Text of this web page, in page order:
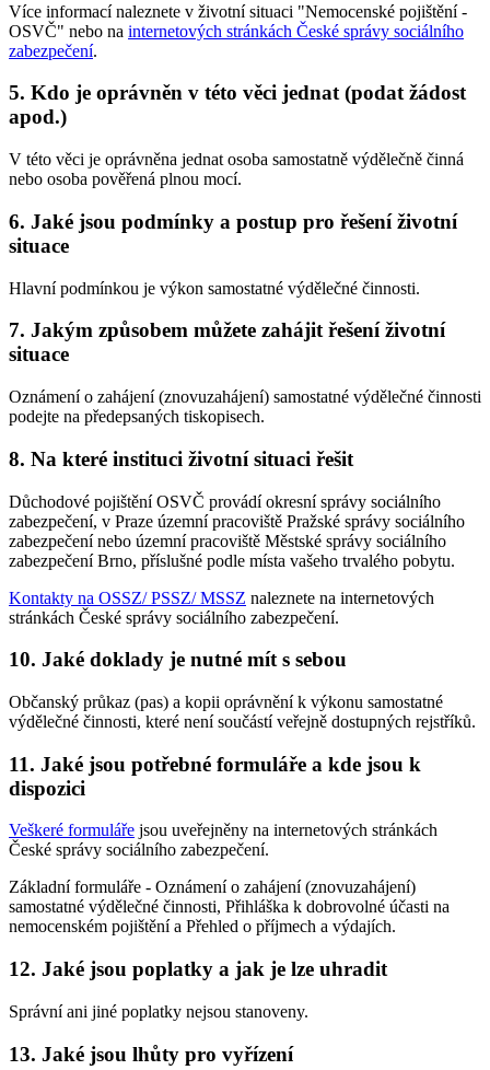
Více informací naleznete v životní situaci "Nemocenské pojištění -
OSVČ" nebo na internetových stránkách České správy sociálního
zabezpečení.
5. Kdo je oprávněn v této věci jednat (podat žádost
apod.)
V této věci je oprávněna jednat osoba samostatně výdělečně činná
nebo osoba pověřená plnou mocí.
6. Jaké jsou podmínky a postup pro řešení životní
situace
Hlavní podmínkou je výkon samostatné výdělečné činnosti.
7. Jakým způsobem můžete zahájit řešení životní
situace
Oznámení o zahájení (znovuzahájení) samostatné výdělečné činnosti
podejte na předepsaných tiskopisech.
8. Na které instituci životní situaci řešit
Důchodové pojištění OSVČ provádí okresní správy sociálního
zabezpečení, v Praze územní pracoviště Pražské správy sociálního
zabezpečení nebo územní pracoviště Městské správy sociálního
zabezpečení Brno, příslušné podle místa vašeho trvalého pobytu.
Kontakty na OSSZ/ PSSZ/ MSSZ naleznete na internetových
stránkách České správy sociálního zabezpečení.
10. Jaké doklady je nutné mít s sebou
Občanský průkaz (pas) a kopii oprávnění k výkonu samostatné
výdělečné činnosti, které není součástí veřejně dostupných rejstříků.
11. Jaké jsou potřebné formuláře a kde jsou k
dispozici
Veškeré formuláře jsou uveřejněny na internetových stránkách
České správy sociálního zabezpečení.
Základní formuláře - Oznámení o zahájení (znovuzahájení)
samostatné výdělečné činnosti, Přihláška k dobrovolné účasti na
nemocenském pojištění a Přehled o příjmech a výdajích.
12. Jaké jsou poplatky a jak je lze uhradit
Správní ani jiné poplatky nejsou stanoveny.
13. Jaké jsou lhůty pro vyřízení